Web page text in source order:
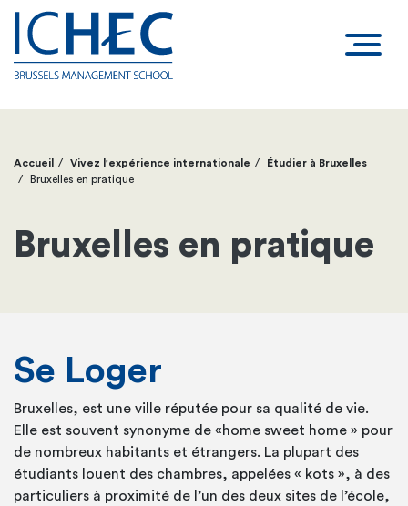
Fil
d'Ariane
Accueil Vivez l'expérience internationale
Étudier à Bruxelles
Bruxelles en pratique
Bruxelles en pratique
Se Loger
Bruxelles, est une ville réputée pour sa qualité de vie.
Elle est souvent synonyme de «home sweet home » pour
de nombreux habitants et étrangers. La plupart des
étudiants louent des chambres, appelées « kots », à des
particuliers à proximité de l’un des deux sites de l’école,